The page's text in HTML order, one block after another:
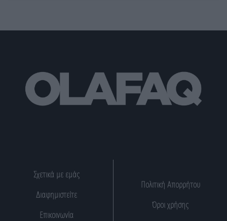
Σχετικά με εμάς
Διαφημιστείτε
Επικοινωνία
Πολιτική Απορρήτου
Όροι χρήσης